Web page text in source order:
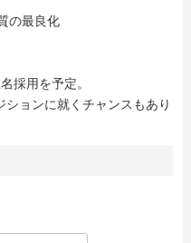
の最良化
採用を予定。
ョンに就くチャンスもあり